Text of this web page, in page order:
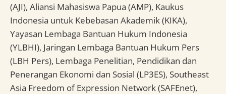
(AJI), Aliansi Mahasiswa Papua (AMP), Kaukus
Indonesia untuk Kebebasan Akademik (KIKA),
Yayasan Lembaga Bantuan Hukum Indonesia
(YLBHI), Jaringan Lembaga Bantuan Hukum Pers
(LBH Pers), Lembaga Penelitian, Pendidikan dan
Penerangan Ekonomi dan Sosial (LP3ES), Southeast
Asia Freedom of Expression Network (SAFEnet),